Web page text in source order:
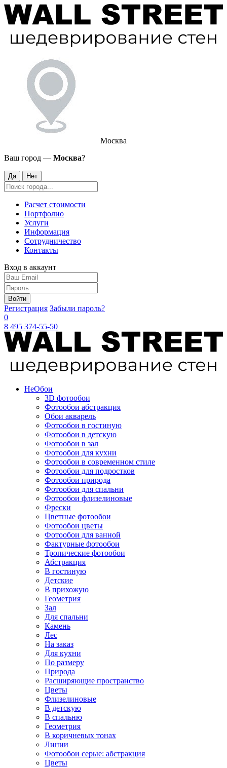
Москва
Ваш город — Москва?
Да Нет
Расчет стоимости
Портфолио
Услуги
Информация
Сотрудничество
Контакты
Вход в аккаунт
Войти
Регистрация Забыли пароль?
0
8 495 374-55-50
НеОбои
3D фотообои
Фотообои абстракция
Обои акварель
Фотообои в гостиную
Фотообои в детскую
Фотообои в зал
Фотообои для кухни
Фотообои в современном стиле
Фотообои для подростков
Фотообои природа
Фотообои для спальни
Фотообои флизелиновые
Фрески
Цветные фотообои
Фотообои цветы
Фотообои для ванной
Фактурные фотообои
Тропические фотообои
Абстракция
В гостиную
Детские
В прихожую
Геометрия
Зал
Для спальни
Камень
Лес
На заказ
Для кухни
По размеру
Природа
Расширяющие пространство
Цветы
Флизелиновые
В детскую
В спальню
Геометрия
В коричневых тонах
Линии
Фотообои серые: абстракция
Цветы